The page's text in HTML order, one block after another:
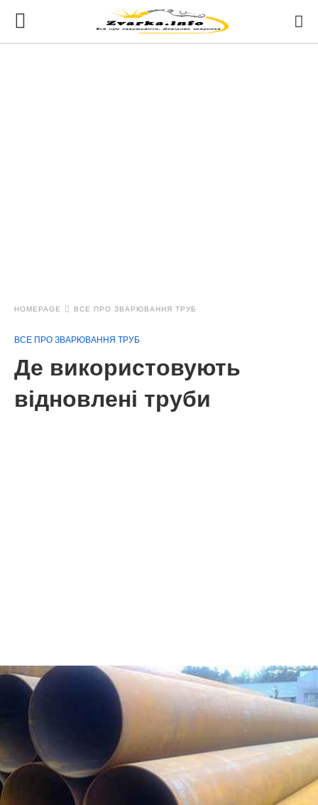
HOMEPAGE ВСЕ ПРО ЗВАРЮВАННЯ ТРУБ
ВСЕ ПРО ЗВАРЮВАННЯ ТРУБ
Де використовують
відновлені труби